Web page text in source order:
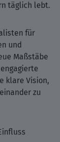
täglich lebt.
für
und
Maßstäbe
klare Vision,
zu